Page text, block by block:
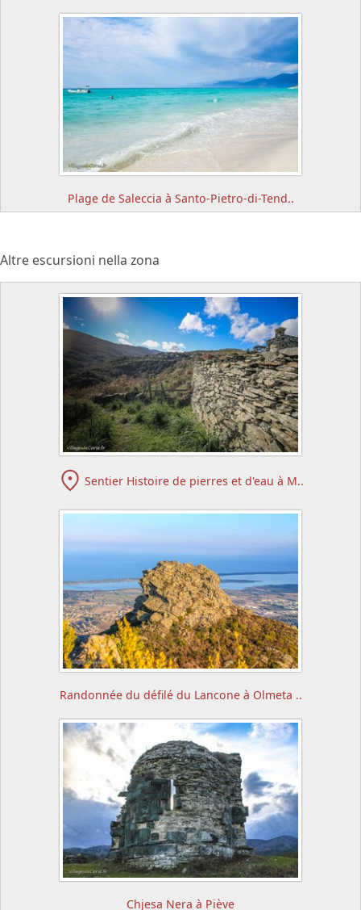
Plage de Saleccia à Santo-Pietro-di-Tend..
Altre escursioni nella zona
Sentier Histoire de pierres et d'eau à M..
Randonnée du défilé du Lancone à Olmeta ..
Chjesa Nera à Piève